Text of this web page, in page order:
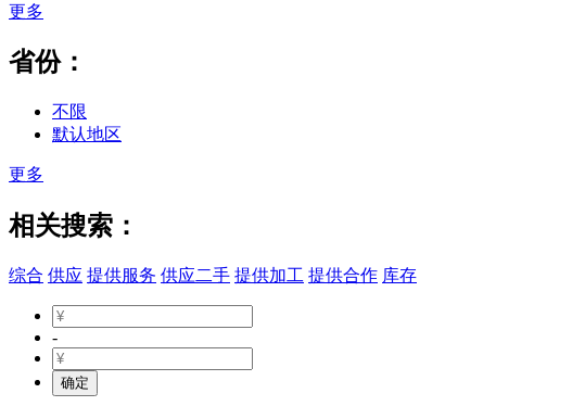
更多
省份：
不限
默认地区
更多
相关搜索：
综合 供应 提供服务 供应二手 提供加工 提供合作 库存
-
确定